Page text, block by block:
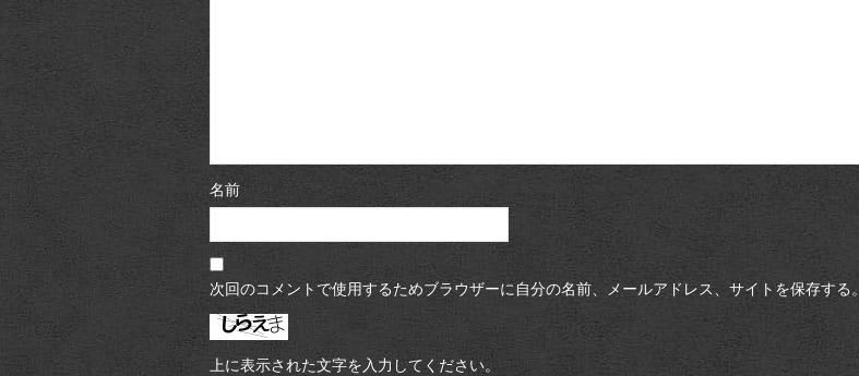
名前
次回のコメントで使用するためブラウザーに自分の名前、メールアドレス、サイトを保存する。
上に表示された文字を入力してください。